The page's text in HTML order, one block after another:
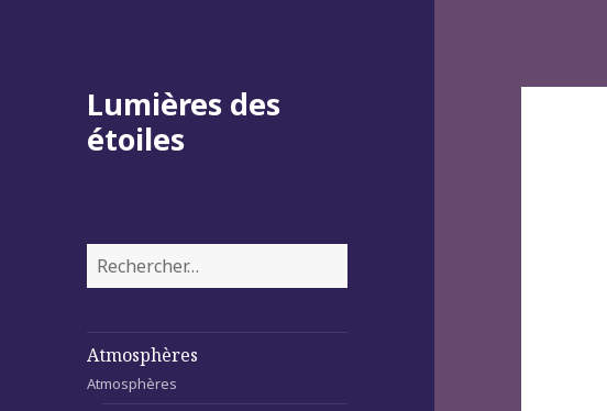
Lumières des
étoiles
Rechercher :
Atmosphères
Atmosphères